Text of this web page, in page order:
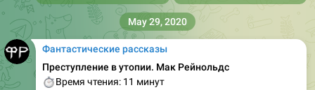
Фантастические рассказы
Преступление в утопии. Мак Рейнольдс
Время чтения: 11 минут
May 29, 2020